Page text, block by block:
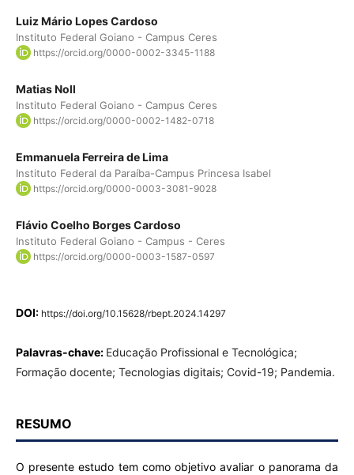
Luiz Mário Lopes Cardoso
Instituto Federal Goiano - Campus Ceres
https://orcid.org/0000-0002-3345-1188
Matias Noll
Instituto Federal Goiano - Campus Ceres
https://orcid.org/0000-0002-1482-0718
Emmanuela Ferreira de Lima
Instituto Federal da Paraíba-Campus Princesa Isabel
https://orcid.org/0000-0003-3081-9028
Flávio Coelho Borges Cardoso
Instituto Federal Goiano - Campus - Ceres
https://orcid.org/0000-0003-1587-0597
DOI: https://doi.org/10.15628/rbept.2024.14297
Palavras-chave: Educação Profissional e Tecnológica;
Formação docente; Tecnologias digitais; Covid-19; Pandemia.
RESUMO
O presente estudo tem como objetivo avaliar o panorama da